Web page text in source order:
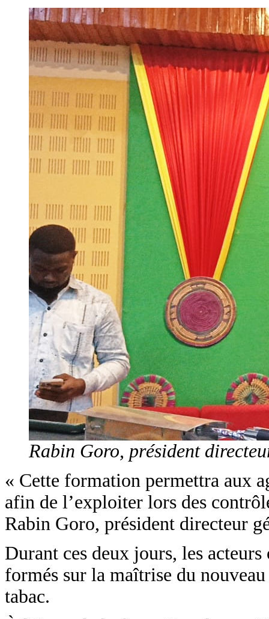
Rabin Goro, président
« Cette formation permettra aux
afin de l’exploiter lors des
Rabin Goro, président directeur
Durant ces deux jours, les
formés sur la maîtrise du
tabac.